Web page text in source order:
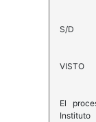
S/D
VISTO
El